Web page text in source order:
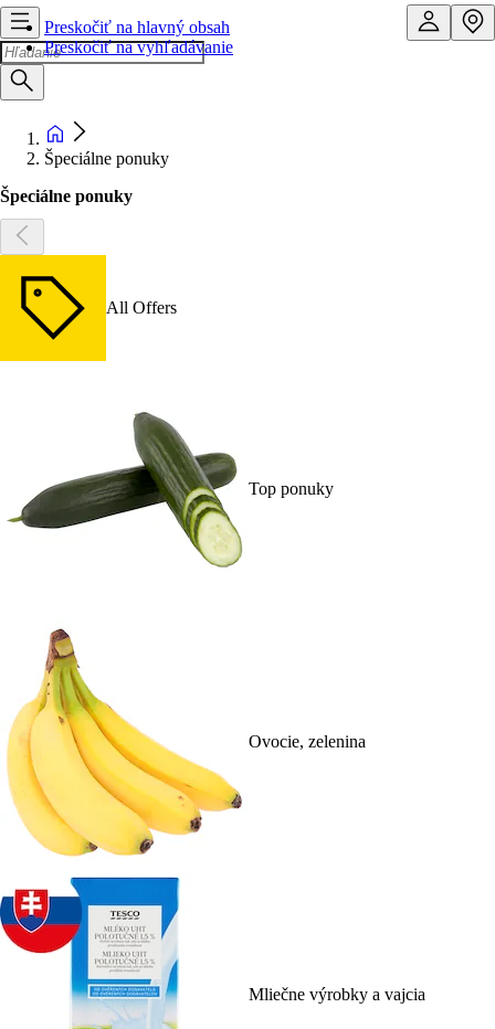
Preskočiť na hlavný obsah
Preskočiť na vyhľadávanie
Špeciálne ponuky
Špeciálne ponuky
All Offers
Top ponuky
Ovocie, zelenina
Mliečne výrobky a vajcia